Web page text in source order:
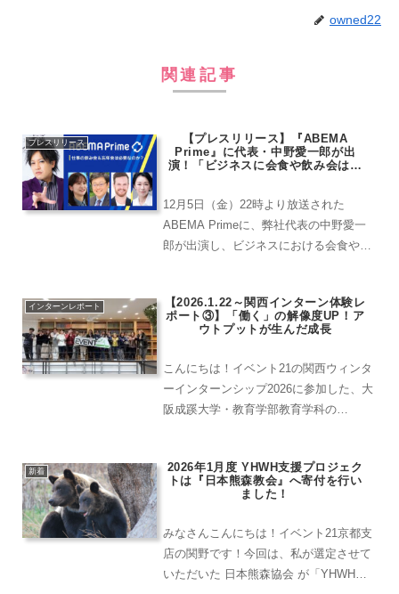
owned22
関連記事
プレスリリース
【プレスリリース】『ABEMA
Prime』に代表・中野愛一郎が出
演！「ビジネスに会食や飲み会は必
12月5日（金）22時より放送された
ABEMA Primeに、弊社代表の中野愛一
郎が出演し、ビジネスにおける会食や飲
として登場した中野代表が、自社・イベ
ント21のコミュ...
インターンレポート
【2026.1.22～関西インターン体験レ
ポート③】「働く」の解像度UP！ア
ウトプットが生んだ成長
こんにちは！イベント21の関西ウィンタ
ーインターンシップ2026に参加した、大
阪成蹊大学・教育学部教育学科の
カレッジ専門学校のY.Y（26卒）です。
同じく、奈良大学...
新着
2026年1月度 YHWH支援プロジェク
トは『日本熊森教会』へ寄付を行い
ました！
みなさんこんにちは！イベント21京都支
店の関野です！今回は、私が選定させて
いただいた 日本熊森協会 が「YHWH支